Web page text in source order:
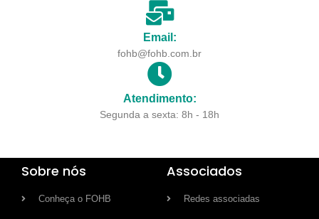
Email:
fohb@fohb.com.br
Atendimento:
Segunda a sexta: 8h - 18h
Sobre nós
Conheça o FOHB
Associados
Redes associadas